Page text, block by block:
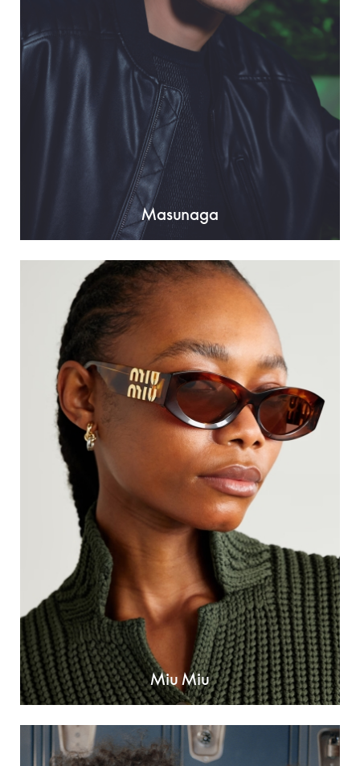
Masunaga
Miu Miu